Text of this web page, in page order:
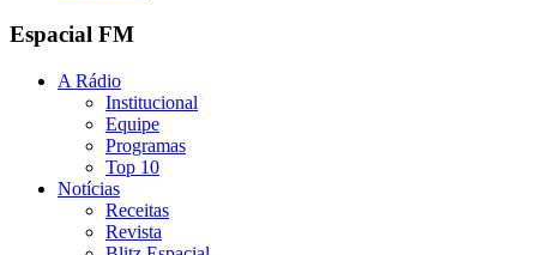
Espacial FM
A Rádio
Institucional
Equipe
Programas
Top 10
Notícias
Receitas
Revista